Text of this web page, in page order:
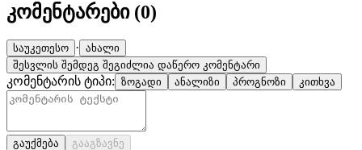
კომენტარები (0)
საუკეთესო · ახალი
შესვლის შემდეგ შეგიძლია დაწერო კომენტარი
კომენტარის ტიპი: ზოგადი ანალიზი პროგნოზი კითხვა
გაუქმება გააგზავნე